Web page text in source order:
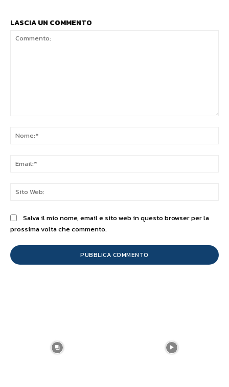
LASCIA UN COMMENTO
Salva il mio nome, email e sito web in questo browser per la
prossima volta che commento.